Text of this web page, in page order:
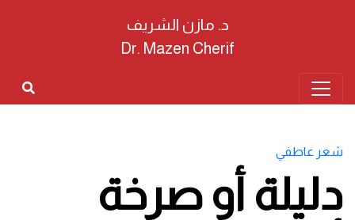
د. مازن الشريف
Dr. Mazen Cherif
شعر عاطفي
دليلة أو صرخة